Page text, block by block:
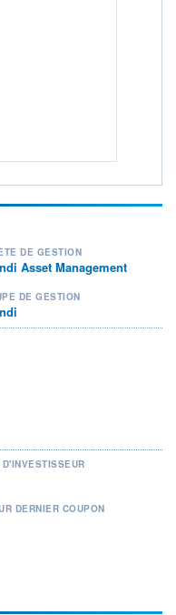
DE GESTION
Asset Management
DE GESTION
DERNIER COUPON